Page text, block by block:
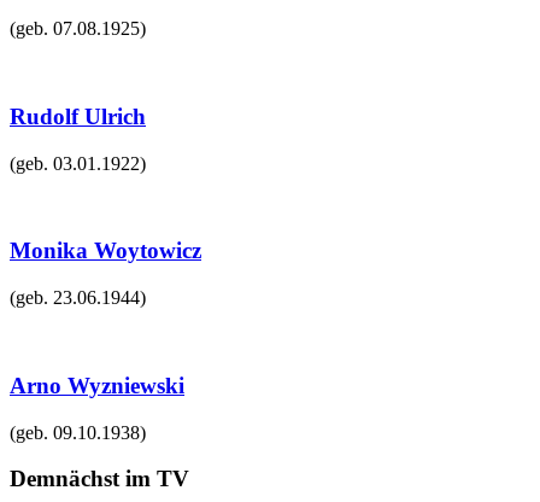
(geb. 07.08.1925)
Rudolf Ulrich
(geb. 03.01.1922)
Monika Woytowicz
(geb. 23.06.1944)
Arno Wyzniewski
(geb. 09.10.1938)
Demnächst im TV